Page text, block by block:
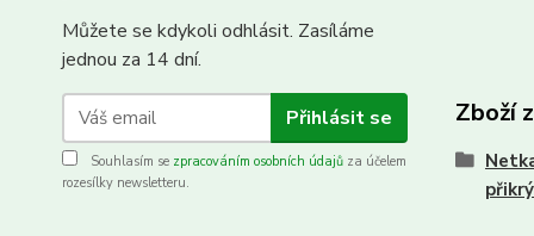
Můžete se kdykoli odhlásit. Zasíláme
jednou za 14 dní.
Přihlásit se
Souhlasím se zpracováním osobních údajů za účelem
rozesílky newsletteru.
Zboží